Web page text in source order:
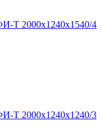
Т 2000x1240x1540/4
Т 2000x1240x1240/3